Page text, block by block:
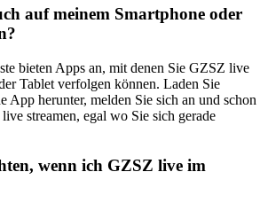
auf meinem Smartphone oder
bieten Apps an, mit denen Sie GZSZ live
Tablet verfolgen können. Laden Sie
App herunter, melden Sie sich an und schon
streamen, egal wo Sie sich gerade
wenn ich GZSZ live im